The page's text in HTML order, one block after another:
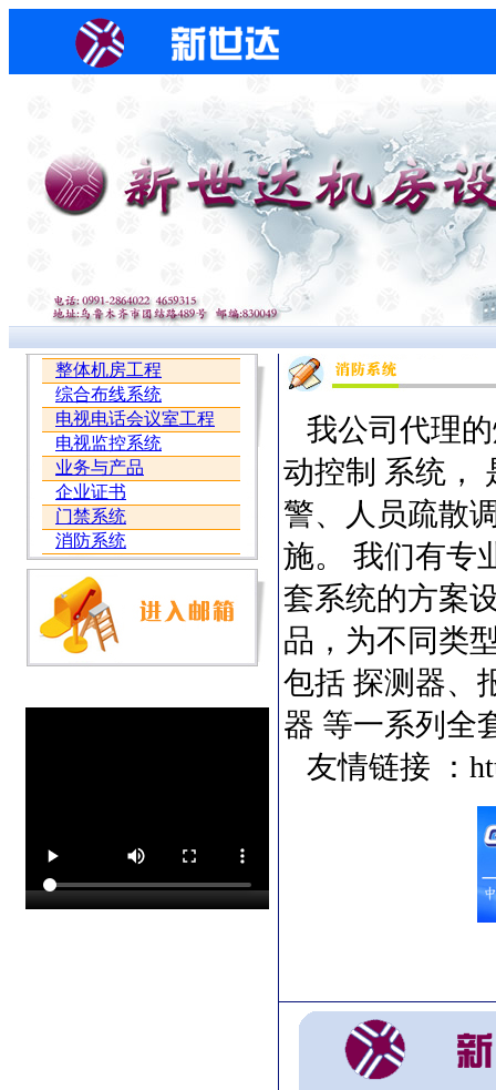
整体机房工程
综合布线系统
电视电话会议室工程
电视监控系统
业务与产品
企业证书
门禁系统
消防系统
我公司代理
动控制 系统，
警、人员疏散
施。 我们有专
套系统的方案
品，为不同类
包括 探测器、
器 等一系列全
友情链接 ：